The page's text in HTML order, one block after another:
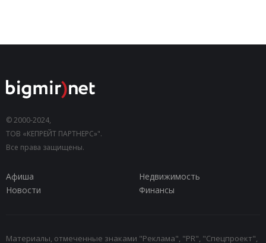
© 2000-2024,
ТОВ «КЕПРЕЙТ ПАРТНЕРС»".
Все права защищены.
Афиша
Недвижимость
Новости
Финансы
Материалы, отмеченные знаками "Реклама", "PR", "Спецпроект",